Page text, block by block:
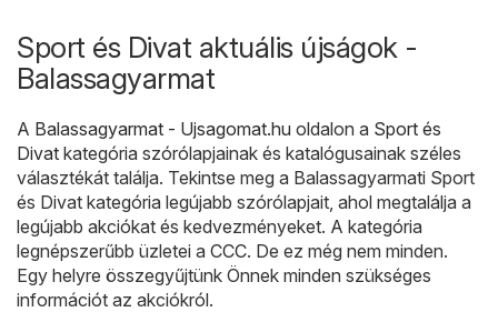
Sport és Divat aktuális újságok -
Balassagyarmat
A Balassagyarmat - Ujsagomat.hu oldalon a Sport és
Divat kategória szórólapjainak és katalógusainak széles
választékát találja. Tekintse meg a Balassagyarmati Sport
és Divat kategória legújabb szórólapjait, ahol megtalálja a
legújabb akciókat és kedvezményeket. A kategória
legnépszerűbb üzletei a CCC. De ez még nem minden.
Egy helyre összegyűjtünk Önnek minden szükséges
információt az akciókról.